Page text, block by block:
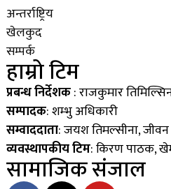
अन्तर्राष्ट्रिय
खेलकुद
सम्पर्क
हाम्रो टिम
प्रबन्ध निर्देशक: राजकुमार
सम्पादक: शम्भु अधिकारी
सम्वाददाता: जयश तिमल्सीना, जीवन
व्यवस्थापकीय टिम: किरण पाठक,
सामाजिक संजाल